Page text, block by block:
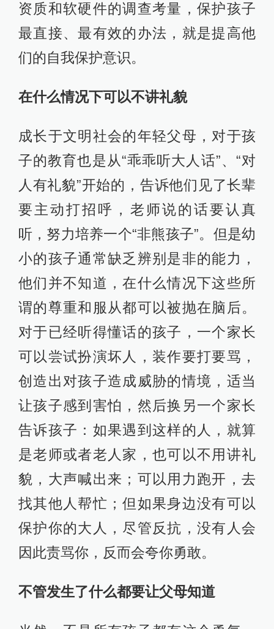
资质和软硬件的调查考量，保护孩子
最直接、最有效的办法，就是提高他
们的自我保护意识。
在什么情况下可以不讲礼貌
成长于文明社会的年轻父母，对于孩
子的教育也是从“乖乖听大人话”、“对
人有礼貌”开始的，告诉他们见了长辈
要主动打招呼，老师说的话要认真
听，努力培养一个“非熊孩子”。但是幼
小的孩子通常缺乏辨别是非的能力，
他们并不知道，在什么情况下这些所
谓的尊重和服从都可以被抛在脑后。
对于已经听得懂话的孩子，一个家长
可以尝试扮演坏人，装作要打要骂，
创造出对孩子造成威胁的情境，适当
让孩子感到害怕，然后换另一个家长
告诉孩子：如果遇到这样的人，就算
是老师或者老人家，也可以不用讲礼
貌，大声喊出来；可以用力跑开，去
找其他人帮忙；但如果身边没有可以
保护你的大人，尽管反抗，没有人会
因此责骂你，反而会夸你勇敢。
不管发生了什么都要让父母知道